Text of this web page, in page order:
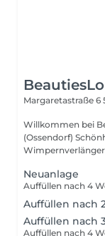
Margaretastraße 6
Willkommen bei
(Ossendorf) Schönheit auf höchstem Niveau von
Neuanlage
Auffüllen nach 4
Auffüllen nach
Auffüllen nach
Auffüllen nach 4